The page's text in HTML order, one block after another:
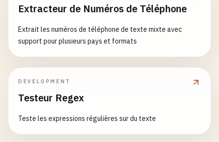
1C6RR7GG7HN000000
# Ford F-150 (USA)
1FTEW1EP2JF000000
Extracteur de Numéros de Téléphone
Extrait les numéros de téléphone de texte mixte avec
support pour plusieurs pays et formats
DEVELOPMENT
Testeur Regex
Teste les expressions régulières sur du texte